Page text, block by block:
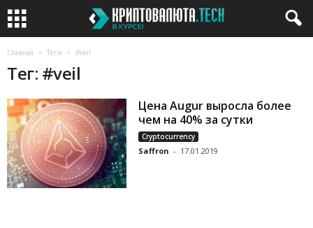
Главная Теги #veil
Тег: #veil
Цена Augur выросла более
чем на 40% за сутки
Cryptocurrency
Saffron - 17.01.2019